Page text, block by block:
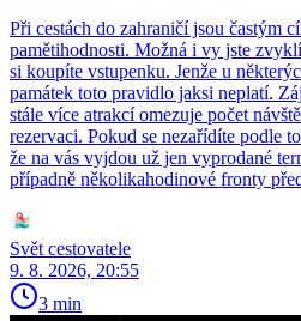
Při cestách do zahraničí jsou častým
pamětihodnosti. Možná i vy jste
si koupíte vstupenku. Jenže u
památek toto pravidlo jaksi neplatí.
stále více atrakcí omezuje počet
rezervaci. Pokud se nezařídíte podle
že na vás vyjdou už jen vyprodané
případně několikahodinové fronty
Svět cestovatele
9. 8. 2026, 20:55
3 min